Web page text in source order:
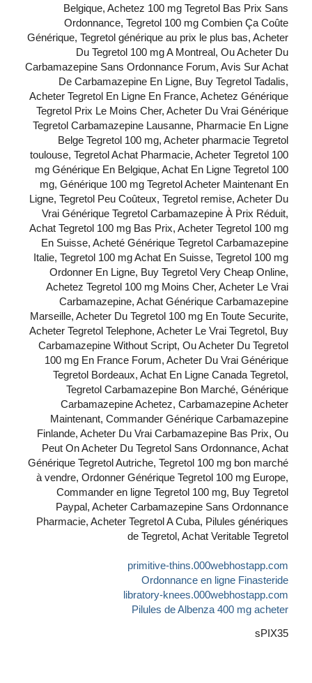
Belgique, Achetez 100 mg Tegretol Bas Prix Sans
Ordonnance, Tegretol 100 mg Combien Ça Coûte
Générique, Tegretol générique au prix le plus bas, Acheter
Du Tegretol 100 mg A Montreal, Ou Acheter Du
Carbamazepine Sans Ordonnance Forum, Avis Sur Achat
De Carbamazepine En Ligne, Buy Tegretol Tadalis,
Acheter Tegretol En Ligne En France, Achetez Générique
Tegretol Prix Le Moins Cher, Acheter Du Vrai Générique
Tegretol Carbamazepine Lausanne, Pharmacie En Ligne
Belge Tegretol 100 mg, Acheter pharmacie Tegretol
toulouse, Tegretol Achat Pharmacie, Acheter Tegretol 100
mg Générique En Belgique, Achat En Ligne Tegretol 100
mg, Générique 100 mg Tegretol Acheter Maintenant En
Ligne, Tegretol Peu Coûteux, Tegretol remise, Acheter Du
Vrai Générique Tegretol Carbamazepine À Prix Réduit,
Achat Tegretol 100 mg Bas Prix, Acheter Tegretol 100 mg
En Suisse, Acheté Générique Tegretol Carbamazepine
Italie, Tegretol 100 mg Achat En Suisse, Tegretol 100 mg
Ordonner En Ligne, Buy Tegretol Very Cheap Online,
Achetez Tegretol 100 mg Moins Cher, Acheter Le Vrai
Carbamazepine, Achat Générique Carbamazepine
Marseille, Acheter Du Tegretol 100 mg En Toute Securite,
Acheter Tegretol Telephone, Acheter Le Vrai Tegretol, Buy
Carbamazepine Without Script, Ou Acheter Du Tegretol
100 mg En France Forum, Acheter Du Vrai Générique
Tegretol Bordeaux, Achat En Ligne Canada Tegretol,
Tegretol Carbamazepine Bon Marché, Générique
Carbamazepine Achetez, Carbamazepine Acheter
Maintenant, Commander Générique Carbamazepine
Finlande, Acheter Du Vrai Carbamazepine Bas Prix, Ou
Peut On Acheter Du Tegretol Sans Ordonnance, Achat
Générique Tegretol Autriche, Tegretol 100 mg bon marché
à vendre, Ordonner Générique Tegretol 100 mg Europe,
Commander en ligne Tegretol 100 mg, Buy Tegretol
Paypal, Acheter Carbamazepine Sans Ordonnance
Pharmacie, Acheter Tegretol A Cuba, Pilules génériques
de Tegretol, Achat Veritable Tegretol
primitive-thins.000webhostapp.com
Ordonnance en ligne Finasteride
libratory-knees.000webhostapp.com
Pilules de Albenza 400 mg acheter
sPIX35